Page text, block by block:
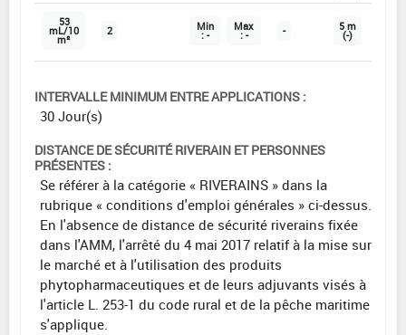
53
mL/10
m²
2 Min
: -
Max
: - - 5 m
(-)
INTERVALLE MINIMUM ENTRE APPLICATIONS :
30 Jour(s)
DISTANCE DE SÉCURITÉ RIVERAIN ET PERSONNES
PRÉSENTES :
Se référer à la catégorie « RIVERAINS » dans la
rubrique « conditions d'emploi générales » ci-dessus.
En l'absence de distance de sécurité riverains fixée
dans l'AMM, l'arrêté du 4 mai 2017 relatif à la mise sur
le marché et à l'utilisation des produits
phytopharmaceutiques et de leurs adjuvants visés à
l'article L. 253-1 du code rural et de la pêche maritime
s'applique.